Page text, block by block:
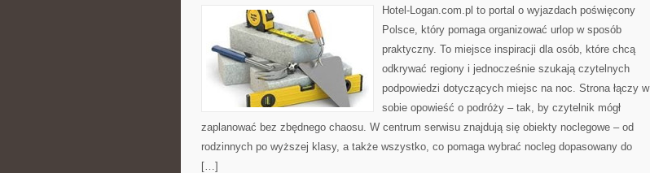
DLA
INTROWERTYKÓW
Hotel-Logan.com.pl to portal o wyjazdach poświęcony
Polsce, który pomaga organizować urlop w sposób
praktyczny. To miejsce inspiracji dla osób, które chcą
odkrywać regiony i jednocześnie szukają czytelnych
podpowiedzi dotyczących miejsc na noc. Strona łączy w
sobie opowieść o podróży – tak, by czytelnik mógł
zaplanować bez zbędnego chaosu. W centrum serwisu znajdują się obiekty noclegowe – od
rodzinnych po wyższej klasy, a także wszystko, co pomaga wybrać nocleg dopasowany do
[…]